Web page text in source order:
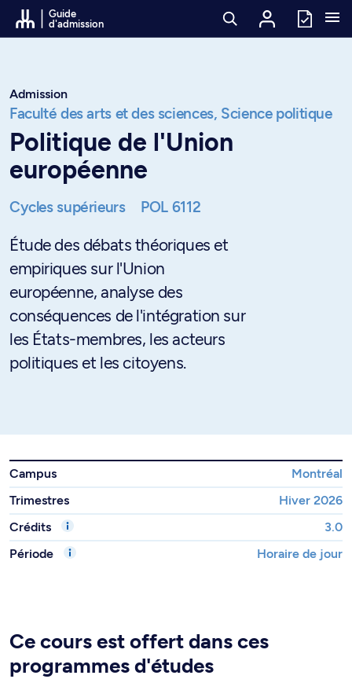
Passer au contenu
Guide
d'admission
Admission
Faculté des arts et des sciences, Science politique
Politique de l'Union
européenne
Cycles supérieurs POL 6112
Étude des débats théoriques et
empiriques sur l'Union
européenne, analyse des
conséquences de l'intégration sur
les États-membres, les acteurs
politiques et les citoyens.
Campus
Montréal
Trimestres
Hiver 2026
Crédits
3.0
Période
Horaire de jour
Ce cours est offert dans ces
programmes d'études